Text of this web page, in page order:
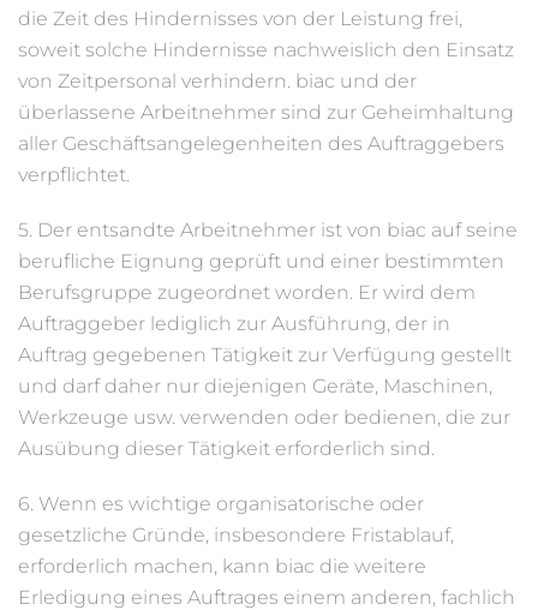
die Zeit des Hindernisses von der Leistung frei,
soweit solche Hindernisse nachweislich den Einsatz
von Zeitpersonal verhindern. biac und der
überlassene Arbeitnehmer sind zur Geheimhaltung
aller Geschäftsangelegenheiten des Auftraggebers
verpflichtet.
5. Der entsandte Arbeitnehmer ist von biac auf seine
berufliche Eignung geprüft und einer bestimmten
Berufsgruppe zugeordnet worden. Er wird dem
Auftraggeber lediglich zur Ausführung, der in
Auftrag gegebenen Tätigkeit zur Verfügung gestellt
und darf daher nur diejenigen Geräte, Maschinen,
Werkzeuge usw. verwenden oder bedienen, die zur
Ausübung dieser Tätigkeit erforderlich sind.
6. Wenn es wichtige organisatorische oder
gesetzliche Gründe, insbesondere Fristablauf,
erforderlich machen, kann biac die weitere
Erledigung eines Auftrages einem anderen, fachlich